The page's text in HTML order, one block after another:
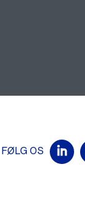
FØLG OS